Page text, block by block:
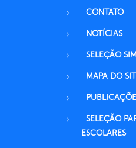
CONTATO
NOTÍCIAS
SELEÇÃO
MAPA DO
SELEÇÃO
ESCOLARES